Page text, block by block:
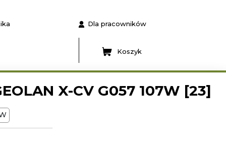
Dla pracowników
Koszyk
X-CV G057 107W [23]